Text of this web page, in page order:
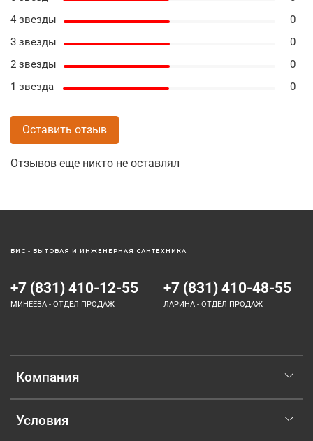
Отзывов еще никто не оставлял
4 звезды
0
3 звезды
0
2 звезды
0
1 звезда
0
Оставить отзыв
Компания
Условия
+7 (831) 410-12-55
МИНЕЕВА - ОТДЕЛ ПРОДАЖ
+7 (831) 410-48-55
ЛАРИНА - ОТДЕЛ ПРОДАЖ
БИС - БЫТОВАЯ И ИНЖЕНЕРНАЯ САНТЕХНИКА